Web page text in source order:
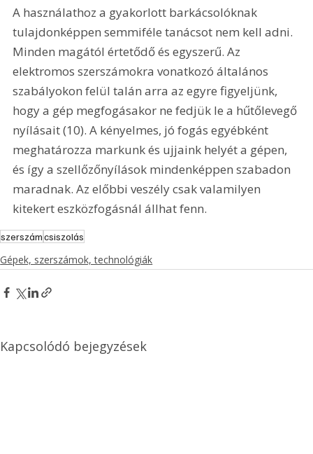
A használathoz a gyakorlott barkácsolóknak
tulajdonképpen semmiféle tanácsot nem kell adni.
Minden magától értetődő és egyszerű. Az
elektromos szerszámokra vonatkozó általános
szabályokon felül talán arra az egyre figyeljünk,
hogy a gép megfogásakor ne fedjük le a hűtőlevegő
nyílásait (10). A kényelmes, jó fogás egyébként
meghatározza markunk és ujjaink helyét a gépen,
és így a szellőzőnyílások mindenképpen szabadon
maradnak. Az előbbi veszély csak valamilyen
kitekert eszközfogásnál állhat fenn.
szerszámcsiszolás
Gépek, szerszámok, technológiák
Kapcsolódó bejegyzések